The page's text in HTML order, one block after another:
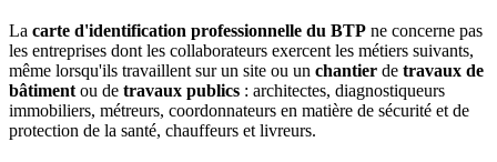
La carte d'identification professionnelle du BTP ne concerne pas
les entreprises dont les collaborateurs exercent les métiers suivants,
même lorsqu'ils travaillent sur un site ou un chantier de travaux de
bâtiment ou de travaux publics : architectes, diagnostiqueurs
immobiliers, métreurs, coordonnateurs en matière de sécurité et de
protection de la santé, chauffeurs et livreurs.